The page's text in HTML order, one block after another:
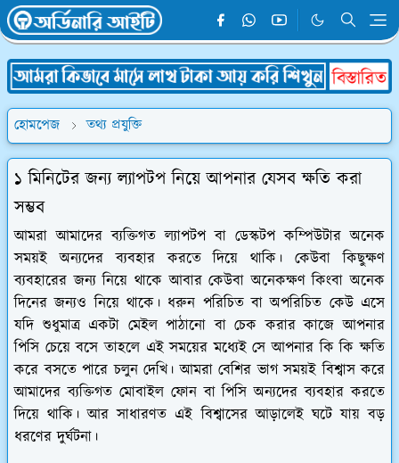
হোমপেজ তথ্য প্রযুক্তি
১ মিনিটের জন্য ল্যাপটপ নিয়ে আপনার যেসব ক্ষতি করা
সম্ভব
আমরা আমাদের ব্যক্তিগত ল্যাপটপ বা ডেস্কটপ কম্পিউটার অনেক
সময়ই অন্যদের ব্যবহার করতে দিয়ে থাকি। কেউবা কিছুক্ষণ
ব্যবহারের জন্য নিয়ে থাকে আবার কেউবা অনেকক্ষণ কিংবা অনেক
দিনের জন্যও নিয়ে থাকে। ধরুন পরিচিত বা অপরিচিত কেউ এসে
যদি শুধুমাত্র একটা মেইল পাঠানো বা চেক করার কাজে আপনার
পিসি চেয়ে বসে তাহলে এই সময়ের মধ্যেই সে আপনার কি কি ক্ষতি
করে বসতে পারে চলুন দেখি। আমরা বেশির ভাগ সময়ই বিশ্বাস করে
আমাদের ব্যক্তিগত মোবাইল ফোন বা পিসি অন্যদের ব্যবহার করতে
দিয়ে থাকি। আর সাধারণত এই বিশ্বাসের আড়ালেই ঘটে যায় বড়
ধরণের দুর্ঘটনা।